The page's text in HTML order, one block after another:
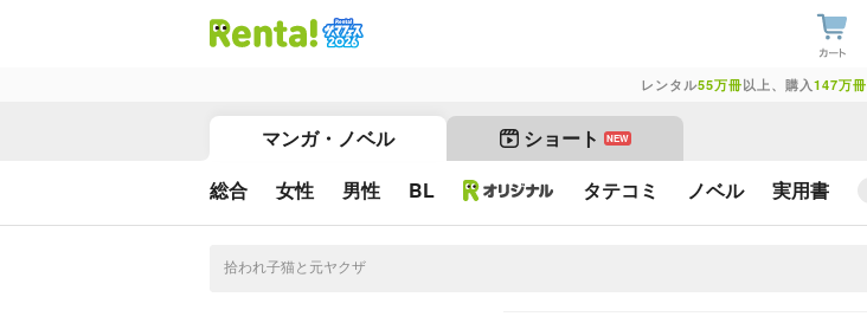
レンタル55万冊以上、購入 147万冊
マンガ・ノベル ショート NEW
総合 女性 男性 BL タテコミ ノベル 実用書